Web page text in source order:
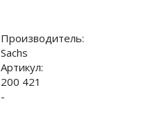
Производитель:
Sachs
Артикул:
200 421
-